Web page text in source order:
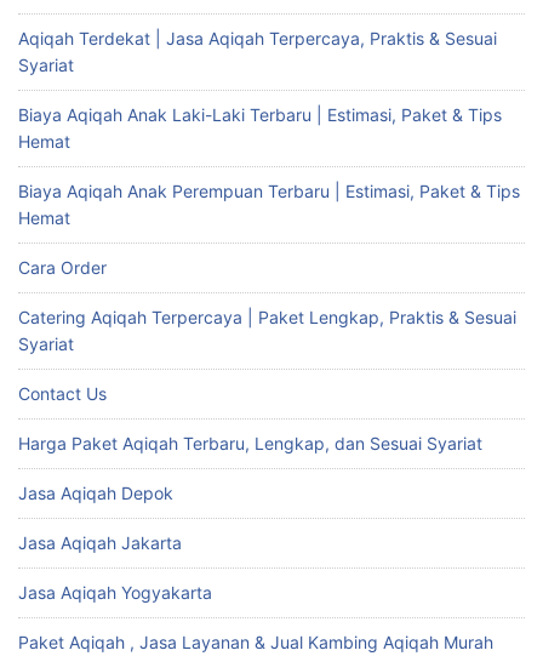
Aqiqah Terdekat | Jasa Aqiqah Terpercaya, Praktis & Sesuai
Syariat
Biaya Aqiqah Anak Laki-Laki Terbaru | Estimasi, Paket & Tips
Hemat
Biaya Aqiqah Anak Perempuan Terbaru | Estimasi, Paket & Tips
Hemat
Cara Order
Catering Aqiqah Terpercaya | Paket Lengkap, Praktis & Sesuai
Syariat
Contact Us
Harga Paket Aqiqah Terbaru, Lengkap, dan Sesuai Syariat
Jasa Aqiqah Depok
Jasa Aqiqah Jakarta
Jasa Aqiqah Yogyakarta
Paket Aqiqah , Jasa Layanan & Jual Kambing Aqiqah Murah